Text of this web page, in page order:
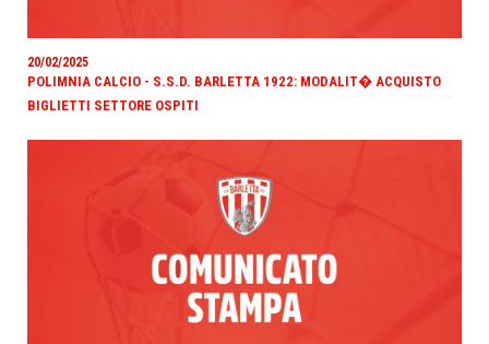
20/02/2025
POLIMNIA CALCIO - S.S.D. BARLETTA 1922: MODALIT� ACQUISTO
BIGLIETTI SETTORE OSPITI